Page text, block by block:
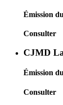
Émission
Consulter
CJMD
Émission
Consulter